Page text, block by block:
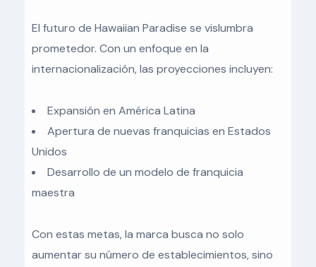
El futuro de Hawaiian Paradise se vislumbra
prometedor. Con un enfoque en la
internacionalización, las proyecciones incluyen:
Expansión en América Latina
Apertura de nuevas franquicias en Estados
Unidos
Desarrollo de un modelo de franquicia
maestra
Con estas metas, la marca busca no solo
aumentar su número de establecimientos, sino